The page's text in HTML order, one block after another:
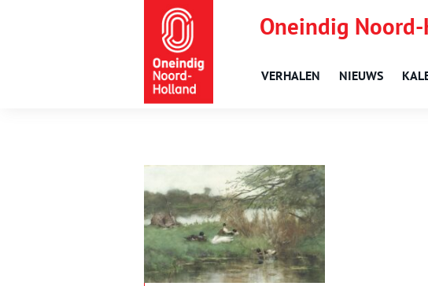
Oneindig
VERHALEN NIEUWS